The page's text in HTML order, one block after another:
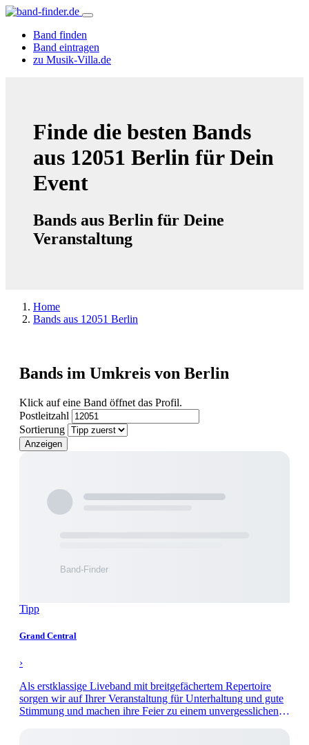
Band finden
Band eintragen
zu Musik-Villa.de
Finde die besten Bands
aus 12051 Berlin für Dein
Event
Bands aus Berlin für Deine
Veranstaltung
Home
Bands aus 12051 Berlin
Bands im Umkreis von Berlin
Klick auf eine Band öffnet das Profil.
Postleitzahl
Sortierung
Anzeigen
Tipp
Grand Central
›
Als erstklassige Liveband mit breitgefächertem Repertoire
sorgen wir auf Ihrer Veranstaltung für Unterhaltung und gute
Stimmung und machen ihre Feier zu einem unvergesslichen